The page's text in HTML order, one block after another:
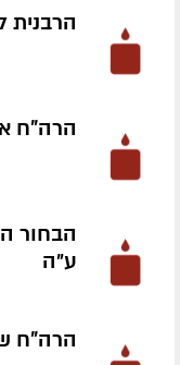
הרבנית
הרה"ח
הבחור
ע״ה
הרה"ח